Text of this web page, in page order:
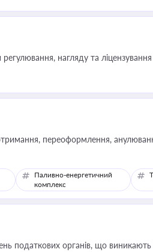
нагляду та
переоформлення,
Паливно-енергетичний
комплекс
податкових органів, що